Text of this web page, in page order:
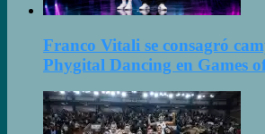
Franco Vitali se consagró
Phygital Dancing en Games